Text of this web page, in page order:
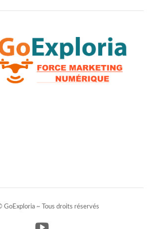
~ Tous droits réservés